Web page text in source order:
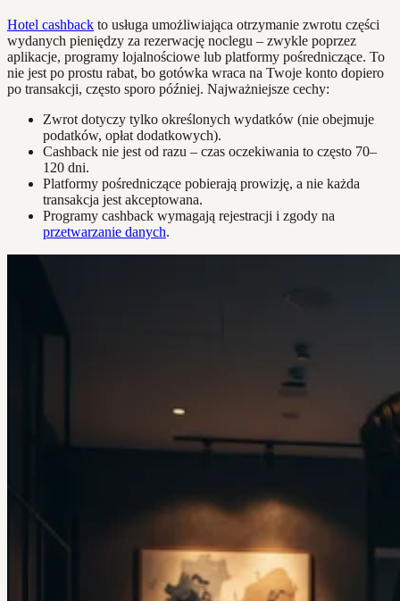
Hotel cashback to usługa umożliwiająca otrzymanie zwrotu części
wydanych pieniędzy za rezerwację noclegu – zwykle poprzez
aplikacje, programy lojalnościowe lub platformy pośredniczące. To
nie jest po prostu rabat, bo gotówka wraca na Twoje konto dopiero
po transakcji, często sporo później. Najważniejsze cechy:
Zwrot dotyczy tylko określonych wydatków (nie obejmuje
podatków, opłat dodatkowych).
Cashback nie jest od razu – czas oczekiwania to często 70–
120 dni.
Platformy pośredniczące pobierają prowizję, a nie każda
transakcja jest akceptowana.
Programy cashback wymagają rejestracji i zgody na
przetwarzanie danych.